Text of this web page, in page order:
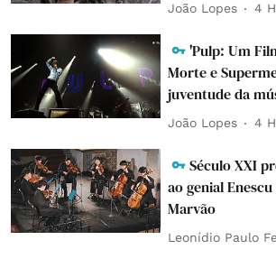
João Lopes 4
'Pulp: Um
Morte e
juventude da
João Lopes 4
Século XXI
ao genial
Marvão
Leonídio Paulo